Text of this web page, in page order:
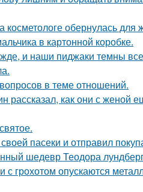
косметологе обернулась
в картонной коробке.
и наши пиджаки темны
в теме отношений.
рассказал, как они с женой
пасеки и отправил
шедевр Теодора
с грохотом опускаются